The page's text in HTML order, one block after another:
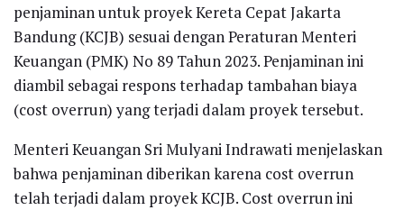
penjaminan untuk proyek Kereta Cepat Jakarta
Bandung (KCJB) sesuai dengan Peraturan Menteri
Keuangan (PMK) No 89 Tahun 2023. Penjaminan ini
diambil sebagai respons terhadap tambahan biaya
(cost overrun) yang terjadi dalam proyek tersebut.
Menteri Keuangan Sri Mulyani Indrawati menjelaskan
bahwa penjaminan diberikan karena cost overrun
telah terjadi dalam proyek KCJB. Cost overrun ini